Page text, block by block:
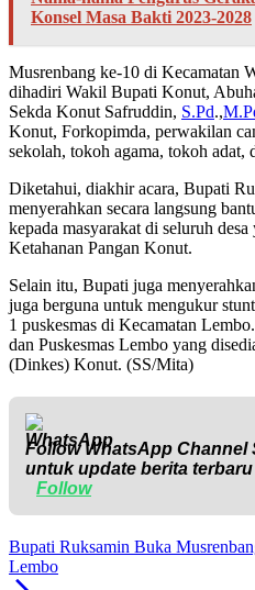
Konsel Masa Bakti 2023-2028
Musrenbang ke-10 di Kecamatan
dihadiri Wakil Bupati Konut,
Sekda Konut Safruddin, S.Pd.,
Konut, Forkopimda, perwakilan
sekolah, tokoh agama, tokoh adat,
Diketahui, diakhir acara, Bupati
menyerahkan secara langsung
kepada masyarakat di seluruh
Ketahanan Pangan Konut.
Selain itu, Bupati juga
juga berguna untuk mengukur
1 puskesmas di Kecamatan
dan Puskesmas Lembo yang
(Dinkes) Konut. (SS/Mita)
Follow WhatsApp Channel
untuk update berita
Follow
Bupati Ruksamin Buka
Lembo